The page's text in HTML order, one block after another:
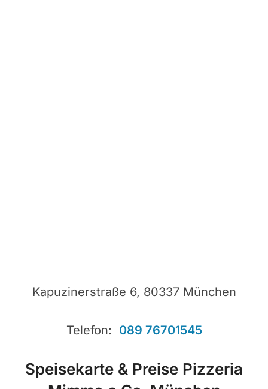
Kapuzinerstraße 6, 80337 München
Telefon: 089 76701545
Speisekarte & Preise Pizzeria